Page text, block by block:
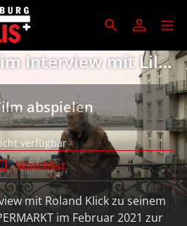
Interview mit Lili
abspielen
verfügbar
Watchlist
mit Roland Klick zu seinem
im Februar 2021 zur